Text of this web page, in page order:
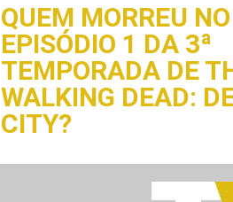
QUEM MORREU NO
EPISÓDIO 1 DA 3ª
TEMPORADA DE
WALKING DEAD:
CITY?